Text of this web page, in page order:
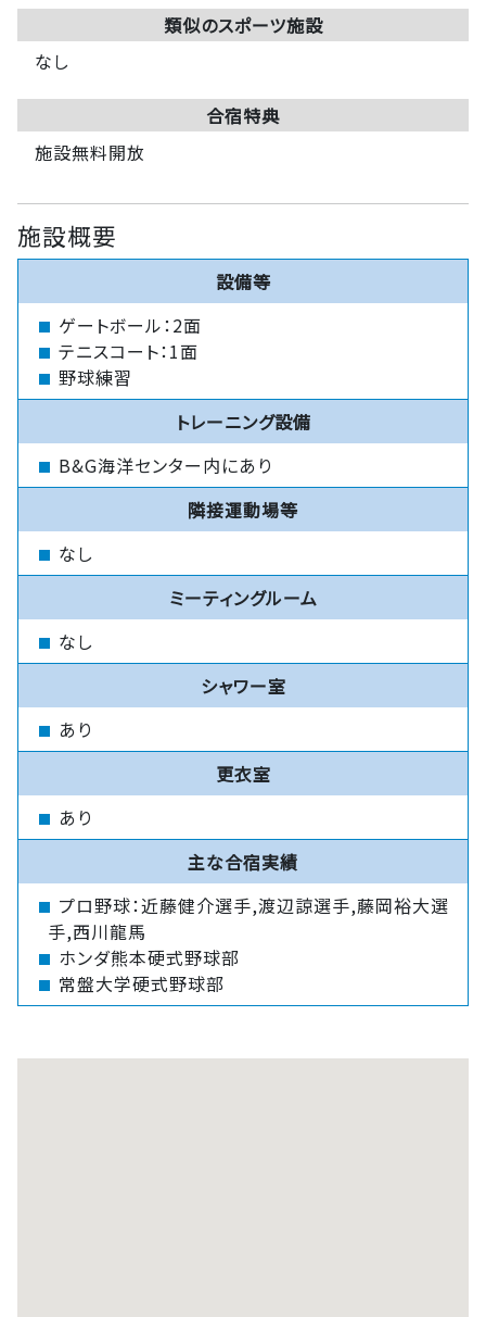
類似のスポーツ施設
なし
合宿特典
施設無料開放
施設概要
設備等
ゲートボール：2面
テニスコート：1面
野球練習
トレーニング設備
B&G海洋センター内にあり
隣接運動場等
なし
ミーティングルーム
なし
シャワー室
あり
更衣室
あり
主な合宿実績
プロ野球：近藤健介選手,渡辺諒選手,藤岡裕大選
手,西川龍馬
ホンダ熊本硬式野球部
常盤大学硬式野球部